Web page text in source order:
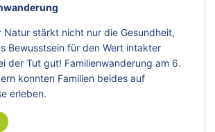
Natur stärkt nicht nur die Gesundheit,
Bewusstsein für den Wert intakter
der Tut gut! Familienwanderung am 6.
konnten Familien beides auf
erleben.